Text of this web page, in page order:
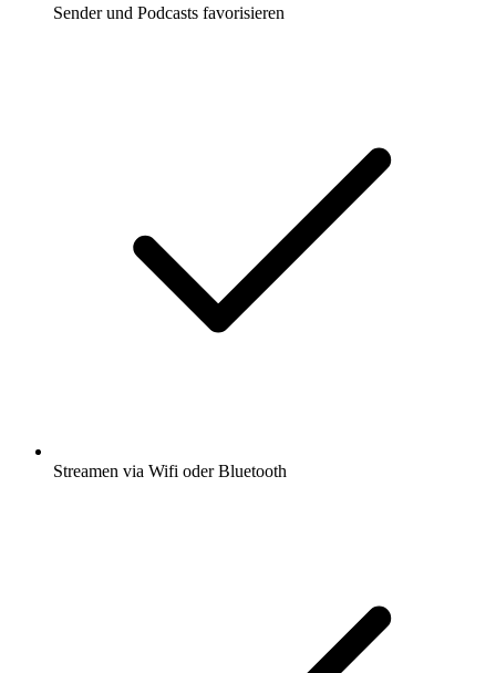
Sender und Podcasts favorisieren
Streamen via Wifi oder Bluetooth